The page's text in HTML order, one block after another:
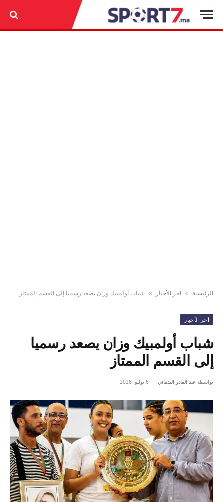
الرئيسية » آخر الأخبار » شباب أولمبيك وزان يصعد رسميا إلى القسم الممتاز
آخر الأخبار
شباب أولمبيك وزان يصعد رسميا
إلى القسم الممتاز
بواسطة عبد القادر اليدماني 6 يوليو، 2026